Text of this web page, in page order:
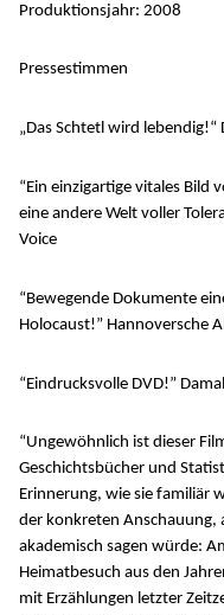
Produktionsjahr: 2008
Pressestimmen
„Das Schtetl wird lebendig!“
“Ein einzigartige vitales Bild
eine andere Welt voller
Voice
“Bewegende Dokumente
Holocaust!” Hannoversche
“Eindrucksvolle DVD!”
“Ungewöhnlich ist dieser
Geschichtsbücher und
Erinnerung, wie sie familiär
der konkreten Anschauung,
akademisch sagen würde:
Heimatbesuch aus den
mit Erzählungen letzter